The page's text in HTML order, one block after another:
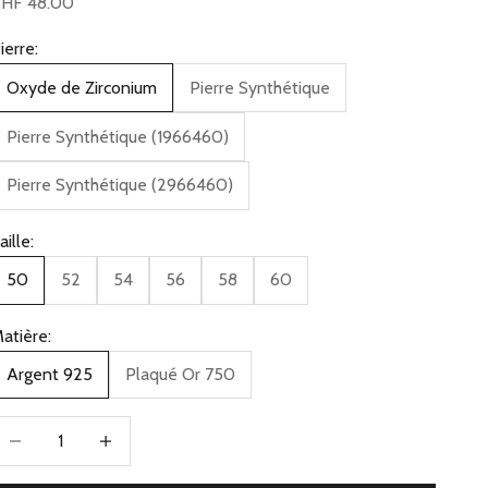
Oxyde de Zirconium
Pierre Synthétique
Pierre Synthétique (1966460)
Pierre Synthétique (2966460)
50
52 54 56 58 60
Argent 925
Plaqué Or 750
Diminuer la quantité